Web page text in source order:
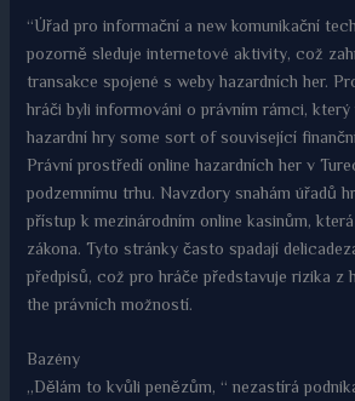
“Úřad pro informační a new komunikační
pozorně sleduje internetové aktivity, což
transakce spojené s weby hazardních her.
hráči byli informováni o právním rámci, který
hazardní hry some sort of související
Právní prostředí online hazardních her v
podzemnímu trhu. Navzdory snahám úřadů
přístup k mezinárodním online kasinům,
zákona. Tyto stránky často spadají
předpisů, což pro hráče představuje rizika z
the právních možností.
Bazény
„Dělám to kvůli penězům, “ nezastírá